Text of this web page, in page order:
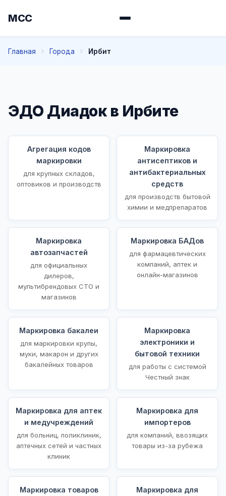
МСС
Главная Города Ирбит
ЭДО Диадок в Ирбите
Агрегация кодов
маркировки
для крупных складов,
оптовиков и производств
Маркировка
антисептиков и
антибактериальных
средств
для производств бытовой
химии и медпрепаратов
Маркировка
автозапчастей
для официальных
дилеров,
мультибрендовых СТО и
магазинов
Маркировка БАДов
для фармацевтических
компаний, аптек и
онлайн-магазинов
Маркировка бакалеи
для маркировки крупы,
муки, макарон и других
бакалейных товаров
Маркировка
электроники и
бытовой техники
для работы с системой
Честный знак
Маркировка для аптек
и медучреждений
для больниц, поликлиник,
аптечных сетей и частных
клиник
Маркировка для
импортеров
для компаний, ввозящих
товары из-за рубежа
Маркировка товаров
Маркировка для